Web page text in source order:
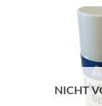
NICHT